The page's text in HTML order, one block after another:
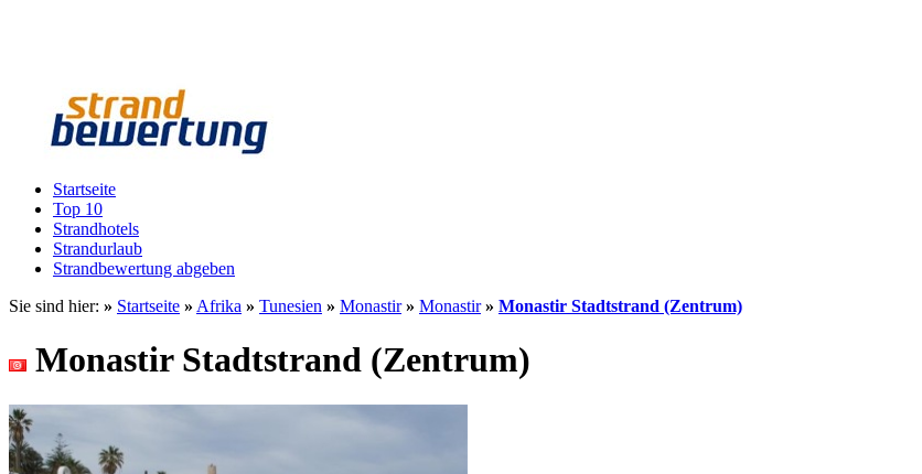
Startseite
Top 10
Strandhotels
Strandurlaub
Strandbewertung abgeben
Sie sind hier: » Startseite » Afrika » Tunesien » Monastir » Monastir » Monastir Stadtstrand (Zentrum)
Monastir Stadtstrand (Zentrum)